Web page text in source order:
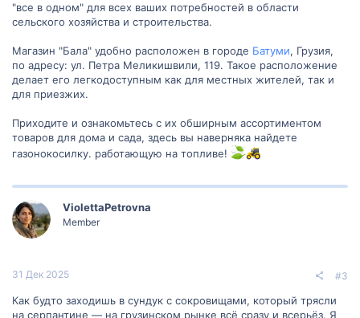
"все в одном" для всех ваших потребностей в области
сельского хозяйства и строительства.
Магазин "Бала" удобно расположен в городе Батуми, Грузия,
по адресу: ул. Петра Меликишвили, 119. Такое расположение
делает его легкодоступным как для местных жителей, так и
для приезжих.
Приходите и ознакомьтесь с их обширным ассортиментом
товаров для дома и сада, здесь вы наверняка найдете
газонокосилку. работающую на топливе!
ViolettaPetrovna
Member
31 Дек 2025 #3
Как будто заходишь в сундук с сокровищами, который трясли
на серпантине — на грузинском рынке всё сразу и всерьёз. Я